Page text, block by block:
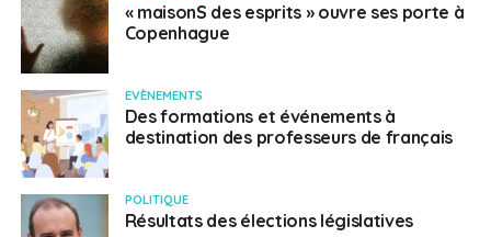
« maisonS des esprits » ouvre ses porte à
Copenhague
EVÈNEMENTS
Des formations et événements à
destination des professeurs de français
POLITIQUE
Résultats des élections législatives